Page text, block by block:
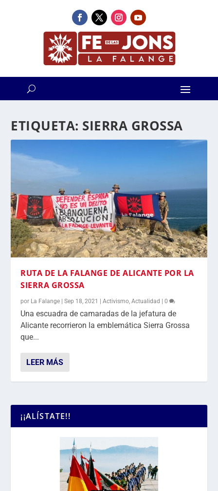
ETIQUETA: SIERRA GROSSA
RUTA DE LA FALANGE DE ALICANTE POR LA
SIERRA GROSSA
por La Falange |Sep 18, 2021 |Activismo ,Actualidad |0
Una escuadra de camaradas de la jefatura de
Alicante recorrieron la emblemática Sierra Grossa
que...
LEER MÁS
¡¡ALÍSTATE!!